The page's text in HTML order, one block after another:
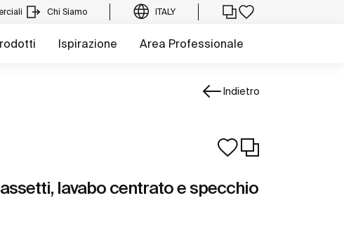
Chi Siamo ITALY
Ispirazione Area Professionale
Indietro
lavabo centrato e specchio